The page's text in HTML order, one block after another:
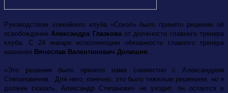
Руководством хоккейного клуба «Сокол» было принято решение об
освобожденииАлександра Глазковаот должности главного тренера
клуба. С 24 января исполняющим обязанности главного тренера
назначен Вячеслав Валентинович Долишня.
«Это решение было принято нами совместно с Александром
Степановичем. Для него, конечно, это было тяжелым решением, но я
должен сказать, Александр Степанович не уходит, он остается в